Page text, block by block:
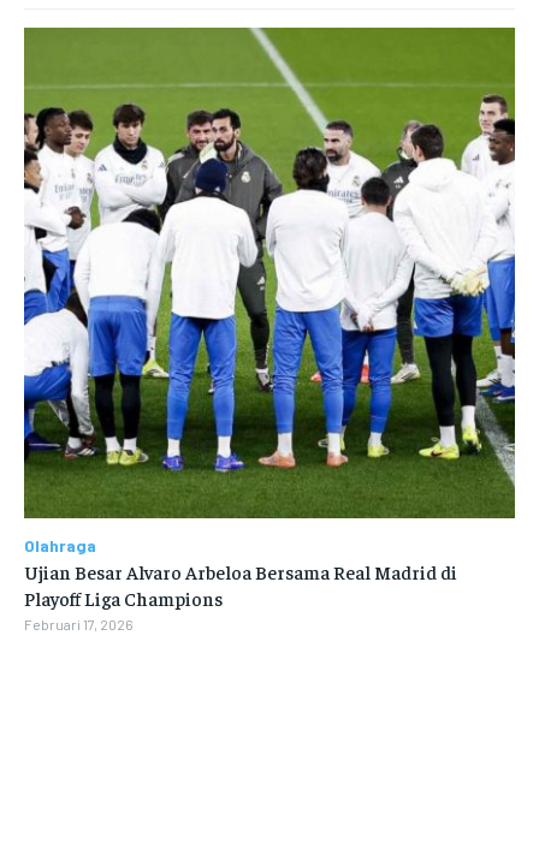
Olahraga
Ujian Besar Alvaro Arbeloa Bersama Real Madrid di
Playoff Liga Champions
Februari 17, 2026